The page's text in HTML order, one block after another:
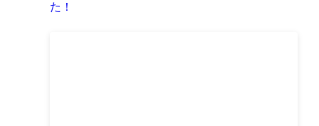
た！